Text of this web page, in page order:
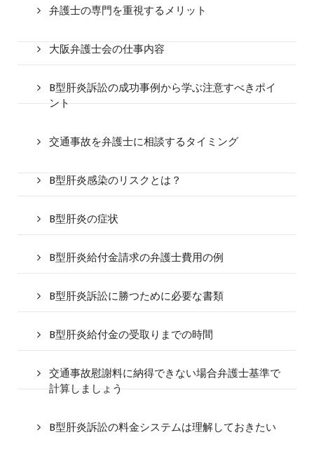
弁護士の専門を重視するメリット
大阪弁護士会の仕事内容
B型肝炎訴訟の成功事例から学ぶ注意すべきポイ
ント
交通事故を弁護士に相談するタイミング
B型肝炎感染のリスクとは？
B型肝炎の症状
B型肝炎給付金請求の弁護士費用の例
B型肝炎訴訟に勝つために必要な書類
B型肝炎給付金の受取りまでの時間
交通事故慰謝料に納得できない場合弁護士基準で
計算しましょう
B型肝炎訴訟の料金システムは理解しておきたい